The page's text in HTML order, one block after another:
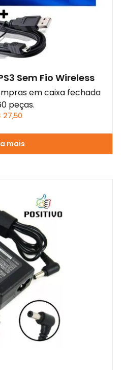
Sem Fio Wireless
em caixa fechada
peças.
27,50
mais